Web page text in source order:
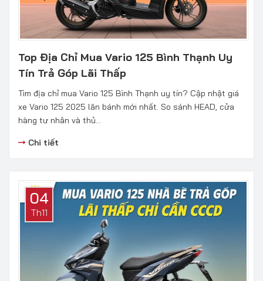
Top Địa Chỉ Mua Vario 125 Bình Thạnh Uy
Tín Trả Góp Lãi Thấp
Tìm địa chỉ mua Vario 125 Bình Thạnh uy tín? Cập nhật giá
xe Vario 125 2025 lăn bánh mới nhất. So sánh HEAD, cửa
hàng tư nhân và thủ...
Chi tiết
04
Th11